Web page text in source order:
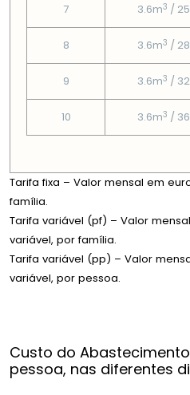
7 3.6m3 /
8 3.6m3 /
9 3.6m3 /
10 3.6m3 /
Tarifa fixa – Valor mensal em
família.
Tarifa variável (pf) – Valor
variável, por família.
Tarifa variável (pp) – Valor
variável, por pessoa.
Custo do
pessoa, nas diferentes